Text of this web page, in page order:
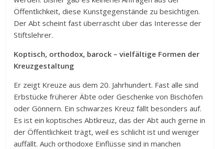
Öffentlichkeit, diese Kunstgegenstände zu besichtigen.
Der Abt scheint fast überrascht über das Interesse der
Stiftslehrer.
Koptisch, orthodox, barock – vielfältige Formen der
Kreuzgestaltung
Er zeigt Kreuze aus dem 20. Jahrhundert. Fast alle sind
Erbstücke früherer Äbte oder Geschenke von Bischöfen
oder Gönnern. Ein schwarzes Kreuz fällt besonders auf.
Es ist ein koptisches Abtkreuz, das der Abt auch gerne in
der Öffentlichkeit trägt, weil es schlicht ist und weniger
auffällt. Auch orthodoxe Einflüsse sind in manchen